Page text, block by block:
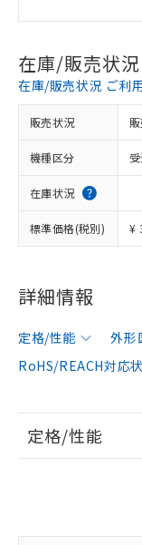
在庫/販売状況
在庫/販売状況 ご利
販売状況
機種区分
在庫状況
標準価格(税別) ¥
詳細情報
定格/性能 外形
RoHS/REACH対応
定格/性能